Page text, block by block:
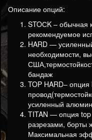
Описание опций:
STOСK – обычная
рекомендуемое
HARD —
необходимости,
бандаж
TOP HARD–
усиленный
TITAN — опция top
разрезами, борты
Максимальная